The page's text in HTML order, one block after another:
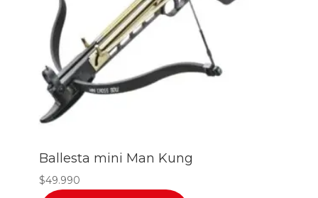
Ballesta mini Man Kung
$49.990